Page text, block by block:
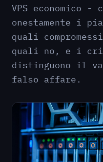
VPS economico -
onestamente i
quali
quali no, e i
distinguono il
falso affare.